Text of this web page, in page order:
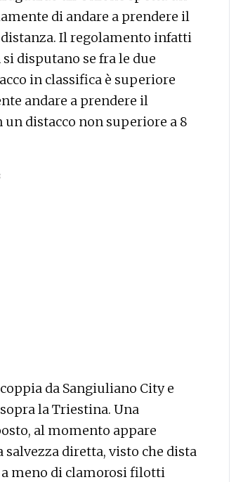
di andare a prendere il
Il regolamento infatti
disputano se fra le due
in classifica è superiore
andare a prendere il
un distacco non superiore a 8
da Sangiuliano City e
la Triestina. Una
al momento appare
diretta, visto che dista
a meno di clamorosi filotti